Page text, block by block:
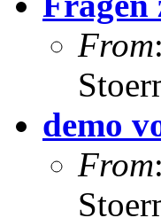
From
demo
From